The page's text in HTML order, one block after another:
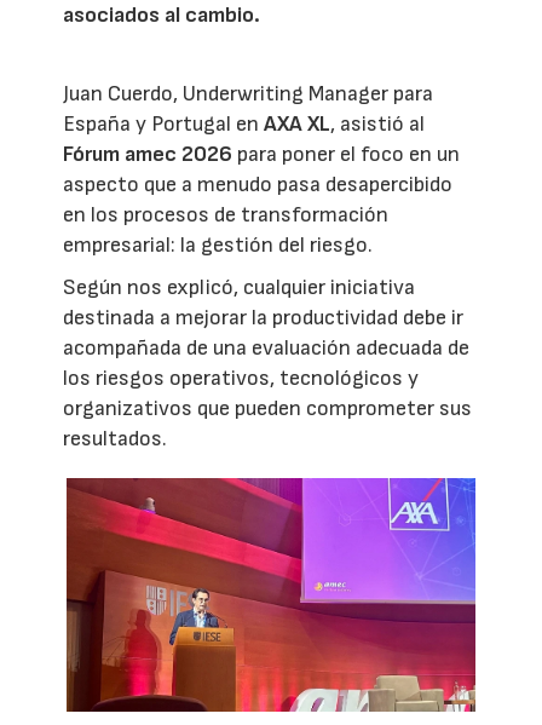
asociados al cambio.
Juan Cuerdo, Underwriting Manager para
España y Portugal enAXA XL, asistió al
Fórum amec 2026 para poner el foco en un
aspecto que a menudo pasa desapercibido
en los procesos de transformación
empresarial: la gestión del riesgo.
Según nos explicó, cualquier iniciativa
destinada a mejorar la productividad debe ir
acompañada de una evaluación adecuada de
los riesgos operativos, tecnológicos y
organizativos que pueden comprometer sus
resultados.